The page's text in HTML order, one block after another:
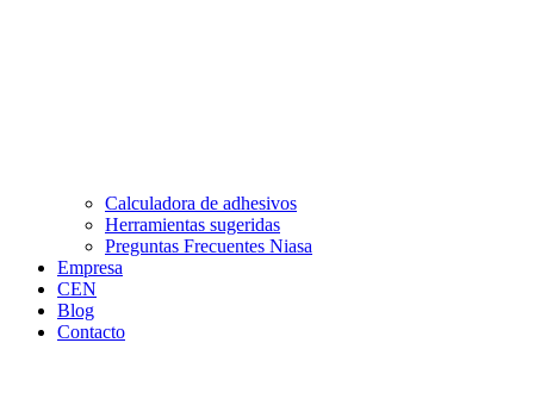
Calculadora de adhesivos
Herramientas sugeridas
Preguntas Frecuentes Niasa
Empresa
CEN
Blog
Contacto